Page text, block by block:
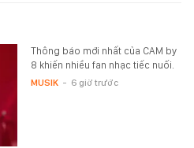
Thông báo mới nhất của CAM by
8 khiến nhiều fan nhạc tiếc nuối.
MUSIK - 6 giờ trước